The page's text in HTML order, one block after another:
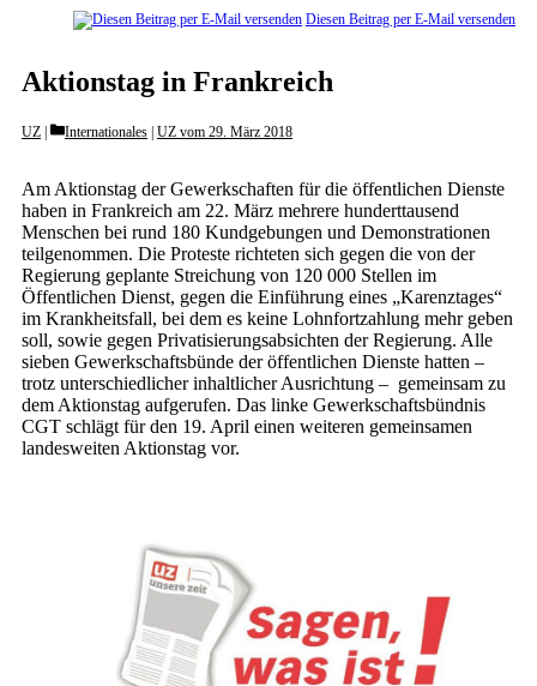
Diesen Beitrag per E-Mail versenden
Aktionstag in Frankreich
UZ Categories
Internationales UZ vom 29. März 2018
Am Aktionstag der Gewerkschaften für die öffentlichen Dienste
haben in Frankreich am 22. März mehrere hunderttausend
Menschen bei rund 180 Kundgebungen und Demonstrationen
teilgenommen. Die Proteste richteten sich gegen die von der
Regierung geplante Streichung von 120 000 Stellen im
Öffentlichen Dienst, gegen die Einführung eines „Karenztages“
im Krankheitsfall, bei dem es keine Lohnfortzahlung mehr geben
soll, sowie gegen Privatisierungsabsichten der Regierung. Alle
sieben Gewerkschaftsbünde der öffentlichen Dienste hatten –
trotz unterschiedlicher inhaltlicher Ausrichtung – gemeinsam zu
dem Aktionstag aufgerufen. Das linke Gewerkschaftsbündnis
CGT schlägt für den 19. April einen weiteren gemeinsamen
landesweiten Aktionstag vor.